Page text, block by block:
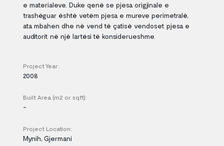
e materialeve. Duke qenë se pjesa origjinale e
trashëguar është vetëm pjesa e mureve perimetralë,
ata mbahen dhe në vend të çatisë vendoset pjesa e
auditorit në një lartësi të konsiderueshme.
Project Year:
2008
Built Area (m2 or sqft):
-
Project Location:
Mynih, Gjermani